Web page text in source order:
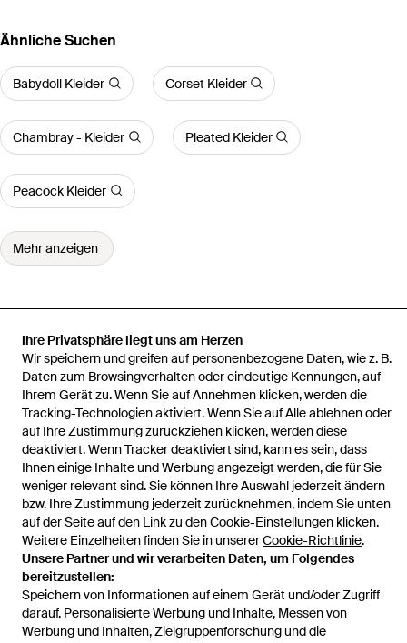
Ihre Privatsphäre liegt uns am Herzen
Wir speichern und greifen auf personenbezogene Daten, wie z. B.
Daten zum Browsingverhalten oder eindeutige Kennungen, auf
Ihrem Gerät zu. Wenn Sie auf Annehmen klicken, werden die
Tracking-Technologien aktiviert. Wenn Sie auf Alle ablehnen oder
auf Ihre Zustimmung zurückziehen klicken, werden diese
deaktiviert. Wenn Tracker deaktiviert sind, kann es sein, dass
Ihnen einige Inhalte und Werbung angezeigt werden, die für Sie
weniger relevant sind. Sie können Ihre Auswahl jederzeit ändern
bzw. Ihre Zustimmung jederzeit zurücknehmen, indem Sie unten
auf der Seite auf den Link zu den Cookie-Einstellungen klicken.
Weitere Einzelheiten finden Sie in unsererCookie-Richtlinie.
Unsere Partner und wir verarbeiten Daten, um Folgendes
bereitzustellen:
Speichern von Informationen auf einem Gerät und/oder Zugriff
darauf. Personalisierte Werbung und Inhalte, Messen von
Werbung und Inhalten, Zielgruppenforschung und die
Ähnliche Suchen
Babydoll Kleider Corset Kleider
Chambray - Kleider Pleated Kleider
Peacock Kleider
Mehr anzeigen
Startseite Damen Kleider GAUGE81 Kleider
Ausschnitt
Hilfe und Informationen